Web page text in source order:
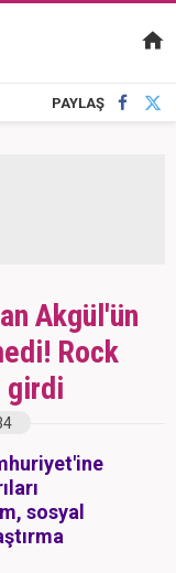
PAYLAŞ
Akgül'ün
Rock
girdi
sosyal